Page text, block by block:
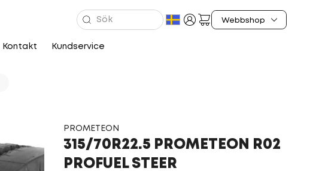
Kontakt Kundservice
PROMETEON
315/70R22.5 PROMETEON R02
PROFUEL STEER